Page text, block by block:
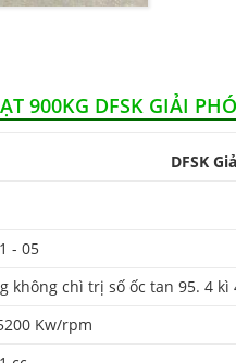
900KG DFSK GIẢI
DFSK
- 05
không chì trị số ốc tan 95. 4
Kw/rpm